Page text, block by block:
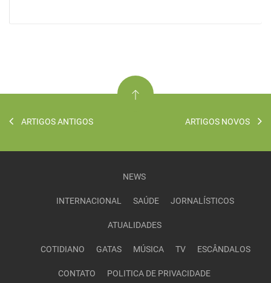
ARTIGOS ANTIGOS ARTIGOS NOVOS
NEWS
INTERNACIONAL SAÚDE JORNALÍSTICOS
ATUALIDADES
COTIDIANO GATAS MÚSICA TV ESCÂNDALOS
CONTATO POLITICA DE PRIVACIDADE